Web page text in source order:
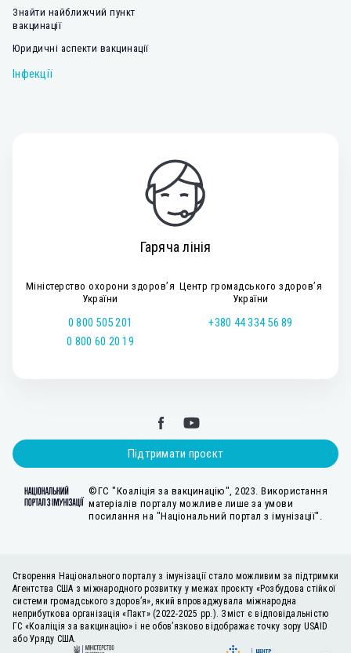
Знайти найближчий пункт
вакцинації
Юридичні аспекти вакцинації
Інфекції
Гаряча лінія
Міністерство охорони здоров’я
України
0 800 505 201
0 800 60 20 19
Центр громадського здоров’я
України
+380 44 334 56 89
Підтримати проєкт
©ГС "Коаліція за вакцинацію", 2023. Використання
матеріалів порталу можливе лише за умови
посилання на "Національний портал з імунізації".
Створення Національного порталу з імунізації стало можливим за підтримки
Агентства США з міжнародного розвитку у межах проєкту «Розбудова стійкої
системи громадського здоров’я», який впроваджувала міжнародна
неприбуткова організація «Пакт» (2022-2025 рр.). Зміст є відповідальністю
ГС «Коаліція за вакцинацію» і не обов’язково відображає точку зору USAID
або Уряду США.